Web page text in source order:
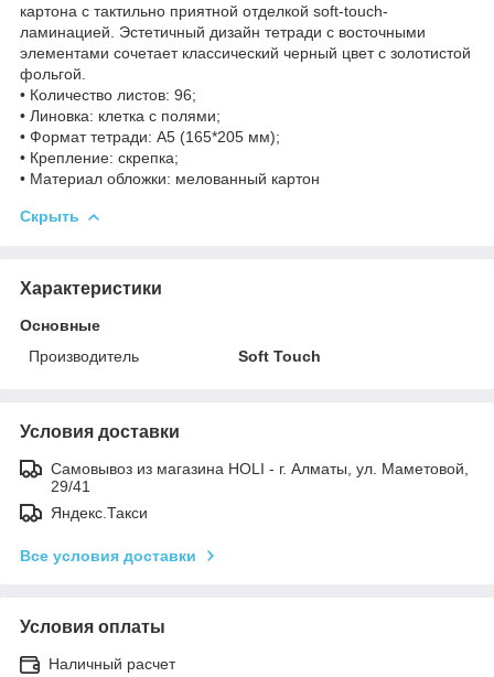
картона с тактильно приятной отделкой soft-touch-
ламинацией. Эстетичный дизайн тетради с восточными
элементами сочетает классический черный цвет с золотистой
фольгой.
• Количество листов: 96;
• Линовка: клетка с полями;
• Формат тетради: А5 (165*205 мм);
• Крепление: скрепка;
• Материал обложки: мелованный картон
Скрыть
Характеристики
Основные
Производитель
Soft Touch
Условия доставки
Самовывоз из магазина HOLI - г. Алматы, ул. Маметовой,
29/41
Яндекс.Такси
Все условия доставки
Условия оплаты
Наличный расчет